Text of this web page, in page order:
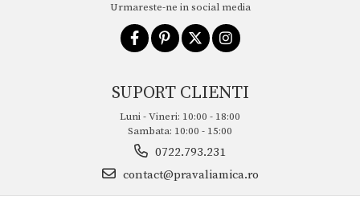
Urmareste-ne in social media
SUPORT CLIENTI
Luni - Vineri: 10:00 - 18:00
Sambata: 10:00 - 15:00
0722.793.231
contact@pravaliamica.ro